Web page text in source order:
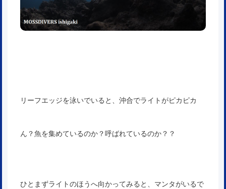
リーフエッジを泳いでいると、沖合でライトがピカピカ
ん？魚を集めているのか？呼ばれているのか？？
ひとまずライトのほうへ向かってみると、マンタがいるで